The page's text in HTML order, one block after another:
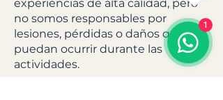
experiencias de alta calidad, pero
no somos responsables por
lesiones, pérdidas o daños que
puedan ocurrir durante las
actividades.
1